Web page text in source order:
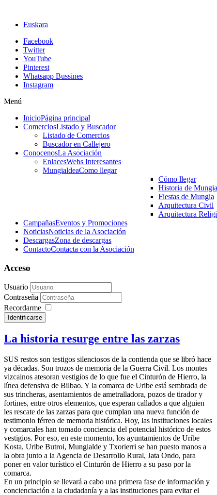
Euskara
Facebook
Twitter
YouTube
Pinterest
Whatsapp Bussines
Instagram
Menú
InicioPágina principal
ComerciosListado y Buscador
Listado de Comercios
Buscador en Callejero
ConocenosLa Asociación
EnlacesWebs Interesantes
MungialdeaComo llegar
Cómo llegar
Historia de Mungia
Fiestas de Mungia
Arquitectura Civil
Arquitectura
CampañasEventos y Promociones
NoticiasNoticias de la Asociación
DescargasZona de descargas
ContactoContacta con la Asociación
Acceso
Usuario
Contraseña
Recordarme
Identificarse
La historia resurge entre las zarzas
SUS restos son testigos silenciosos de la contienda que se libró hace
ya décadas. Son trozos de memoria de la Guerra Civil. Los montes
vizcainos atesoran vestigios de lo que fue el Cinturón de Hierro, la
línea defensiva de Bilbao. Y la comarca de Uribe está sembrada de
sus trincheras, asentamientos de ametralladora, pozos de tirador y
fortines, entre otros elementos, que esperan callados a que alguien
les rescate de las zarzas para que cumplan una nueva función de
testimonio férreo de memoria histórica. Hoy, las instituciones locales
y comarcales han tomado conciencia del potencial histórico de estos
vestigios. Por eso, en este momento, los ayuntamientos de Uribe
Kosta, Uribe Butroi, Mungialde y Txorierri se han puesto manos a
la obra junto a la Agencia de Desarrollo Rural, Jata Ondo, para
poner en valor turístico el Cinturón de Hierro a su paso por la
comarca.
En un principio se llevará a cabo una primera fase de información y
concienciación a la ciudadanía y a las instituciones para evitar el